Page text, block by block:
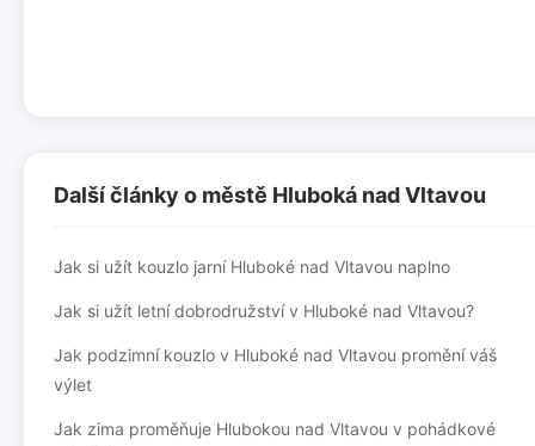
Další články o městě Hluboká nad Vltavou
Jak si užít kouzlo jarní Hluboké nad Vltavou naplno
Jak si užít letní dobrodružství v Hluboké nad Vltavou?
Jak podzimní kouzlo v Hluboké nad Vltavou promění váš
výlet
Jak zima proměňuje Hlubokou nad Vltavou v pohádkové